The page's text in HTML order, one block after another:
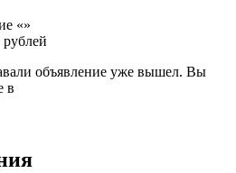
«»
рублей
объявление уже вышел. Вы
в